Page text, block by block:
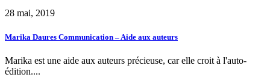
28 mai, 2019
Marika Daures Communication – Aide aux auteurs
Marika est une aide aux auteurs précieuse, car elle croit à l'auto-
édition....